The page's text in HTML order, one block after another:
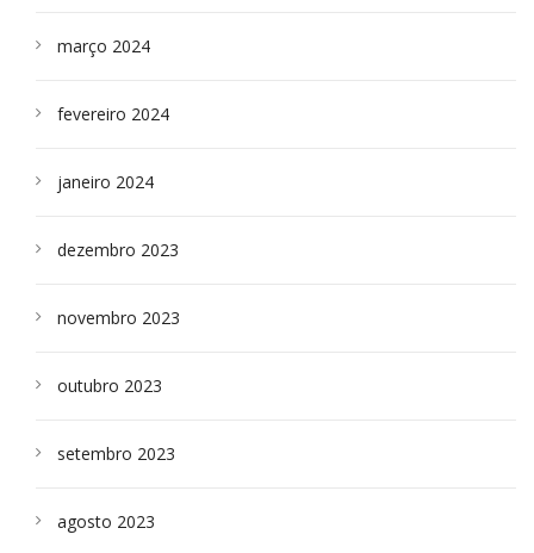
março 2024
fevereiro 2024
janeiro 2024
dezembro 2023
novembro 2023
outubro 2023
setembro 2023
agosto 2023